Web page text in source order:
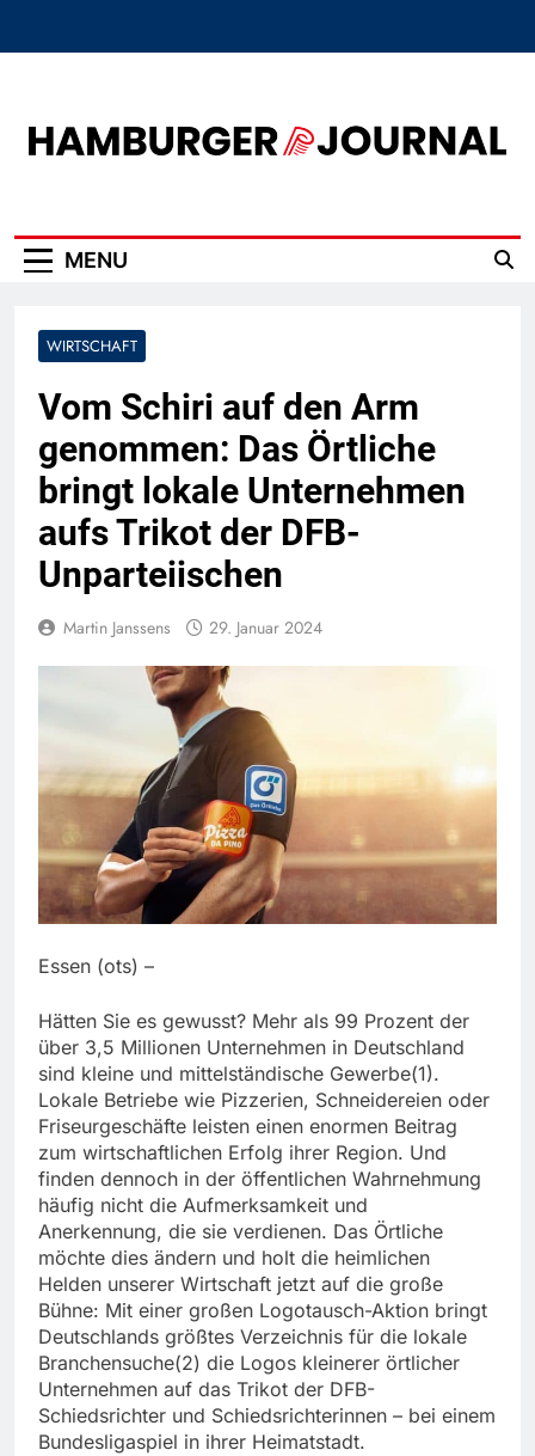
MENU
WIRTSCHAFT
Vom Schiri auf den Arm
genommen: Das Örtliche
bringt lokale Unternehmen
aufs Trikot der DFB-
Unparteiischen
Martin Janssens 29. Januar 2024
Essen (ots) –
Hätten Sie es gewusst? Mehr als 99 Prozent der
über 3,5 Millionen Unternehmen in Deutschland
sind kleine und mittelständische Gewerbe(1).
Lokale Betriebe wie Pizzerien, Schneidereien oder
Friseurgeschäfte leisten einen enormen Beitrag
zum wirtschaftlichen Erfolg ihrer Region. Und
finden dennoch in der öffentlichen Wahrnehmung
häufig nicht die Aufmerksamkeit und
Anerkennung, die sie verdienen. Das Örtliche
möchte dies ändern und holt die heimlichen
Helden unserer Wirtschaft jetzt auf die große
Bühne: Mit einer großen Logotausch-Aktion bringt
Deutschlands größtes Verzeichnis für die lokale
Branchensuche(2) die Logos kleinerer örtlicher
Unternehmen auf das Trikot der DFB-
Schiedsrichter und Schiedsrichterinnen – bei einem
Bundesligaspiel in ihrer Heimatstadt.